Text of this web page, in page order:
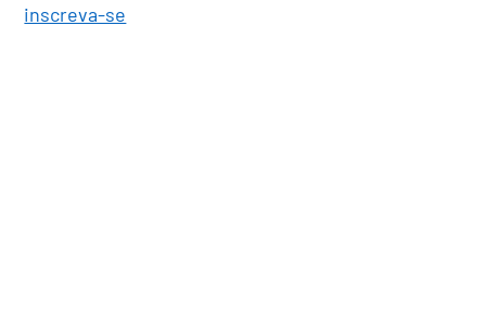
inscreva-se